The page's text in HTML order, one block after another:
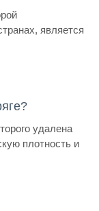
является
удалена
плотность и